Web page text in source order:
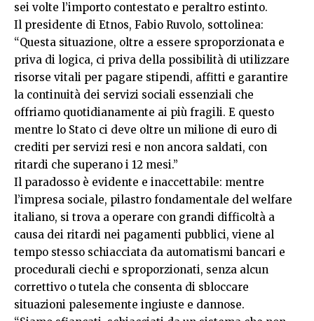
sei volte l’importo contestato e peraltro estinto.
Il presidente di Etnos, Fabio Ruvolo, sottolinea:
“Questa situazione, oltre a essere sproporzionata e
priva di logica, ci priva della possibilità di utilizzare
risorse vitali per pagare stipendi, affitti e garantire
la continuità dei servizi sociali essenziali che
offriamo quotidianamente ai più fragili. E questo
mentre lo Stato ci deve oltre un milione di euro di
crediti per servizi resi e non ancora saldati, con
ritardi che superano i 12 mesi.”
Il paradosso è evidente e inaccettabile: mentre
l’impresa sociale, pilastro fondamentale del welfare
italiano, si trova a operare con grandi difficoltà a
causa dei ritardi nei pagamenti pubblici, viene al
tempo stesso schiacciata da automatismi bancari e
procedurali ciechi e sproporzionati, senza alcun
correttivo o tutela che consenta di sbloccare
situazioni palesemente ingiuste e dannose.